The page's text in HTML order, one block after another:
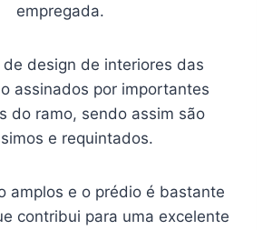
empregada.
de design de interiores das
assinados por importantes
do ramo, sendo assim são
e requintados.
amplos e o prédio é bastante
contribui para uma excelente